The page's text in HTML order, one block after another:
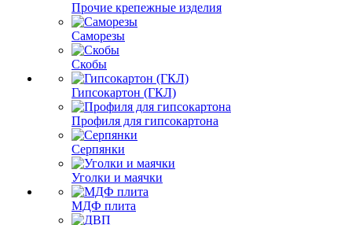
Прочие крепежные изделия
Саморезы
Скобы
Гипсокартон (ГКЛ)
Профиля для гипсокартона
Серпянки
Уголки и маячки
МДФ плита